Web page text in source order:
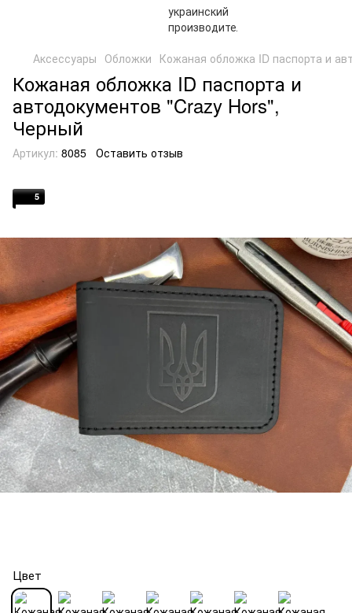
Аксессуары Обложки Кожаная обложка ID паспорта и
Кожаная обложка ID паспорта и
автодокументов "Crazy Hors",
Черный
Артикул: 8085 Оставить отзыв
5
Цвет